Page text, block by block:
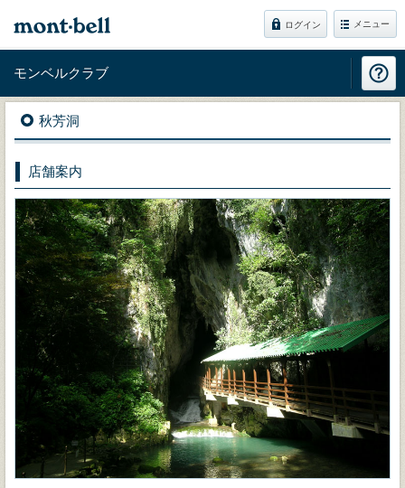
ログイン メニュー
モンベルクラブ
秋芳洞
店舗案内